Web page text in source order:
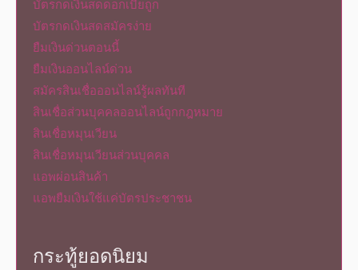
บัตรกดเงินสดดอกเบี้ยถูก
บัตรกดเงินสดสมัครง่าย
ยืมเงินด่วนตอนนี้
ยืมเงินออนไลน์ด่วน
สมัครสินเชื่อออนไลน์รู้ผลทันที
สินเชื่อส่วนบุคคลออนไลน์ถูกกฎหมาย
สินเชื่อหมุนเวียน
สินเชื่อหมุนเวียนส่วนบุคคล
แอพผ่อนสินค้า
แอพยืมเงินใช้แค่บัตรประชาชน
กระทู้ยอดนิยม